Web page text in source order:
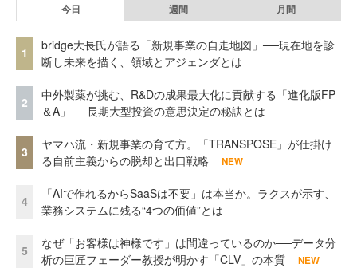
今日 週間 月間
1
bridge大長氏が語る「新規事業の自走地図」──現在地を診
断し未来を描く、領域とアジェンダとは
2
中外製薬が挑む、R&Dの成果最大化に貢献する「進化版FP
＆A」──長期大型投資の意思決定の秘訣とは
3
ヤマハ流・新規事業の育て方。「TRANSPOSE」が仕掛け
る自前主義からの脱却と出口戦略
NEW
4
「AIで作れるからSaaSは不要」は本当か。ラクスが示す、
業務システムに残る“4つの価値”とは
5
なぜ「お客様は神様です」は間違っているのか──データ分
析の巨匠フェーダー教授が明かす「CLV」の本質
NEW